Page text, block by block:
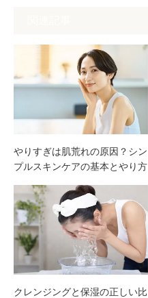
なぜ
違
う？
美肌
を育
む正
やりすぎは肌荒れの原因？シン
プルスキンケアの基本とやり方
クレンジングと保湿の正しい比